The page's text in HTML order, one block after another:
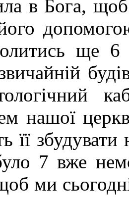
в Бога, щоб
ще 6
нашої
її збудувати
7 вже
ми